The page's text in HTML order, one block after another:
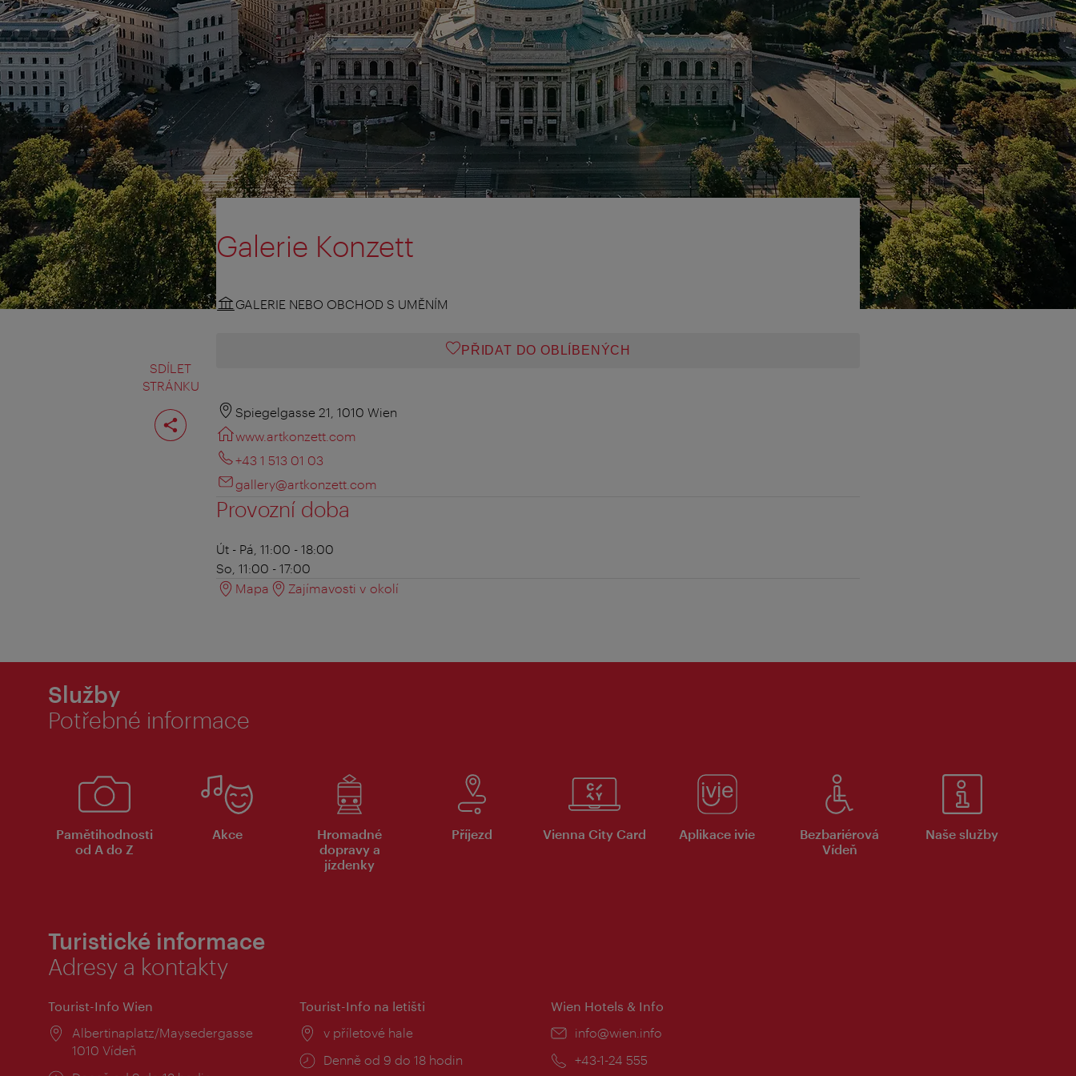
SDÍLET
STRÁNKU
Rozdělit
stranu
Galerie Konzett
GALERIE NEBO OBCHOD S UMĚNÍM
PŘIDAT DO OBLÍBENÝCH
Spiegelgasse 21, 1010 Wien
www.artkonzett.com
+43 1 513 01 03
gallery@artkonzett.com
Provozní doba
Út - Pá, 11:00 - 18:00
So, 11:00 - 17:00
Mapa
Zajímavosti v okolí
Služby
Potřebné informace
Pamětihodnosti
od A do Z
Akce
Hromadné
dopravy a
jízdenky
Příjezd Vienna City Card Aplikace ivie
Bezbariérová
Vídeň
Naše služby
Turistické informace
Adresy a kontakty
Tourist-Info Wien
Místo:
Albertinaplatz/Maysedergasse
1010 Vídeň
Tourist-Info na letišti
Místo:
v příletové hale
Provozní
Denně od 9 do 18 hodin
Wien Hotels & Info
E-
info@wien.info
Telefon:
+43-1-24 555